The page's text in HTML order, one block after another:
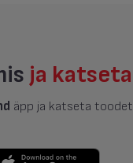
ja katseta
äpp ja katseta toodet